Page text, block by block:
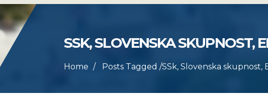
SSK, SLOVENSKA SKUPNOST,
Home Posts Tagged /SSk, Slovenska skupnost,